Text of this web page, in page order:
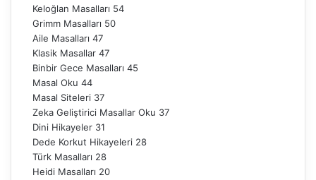
Keloğlan Masalları 54
Grimm Masalları 50
Aile Masalları 47
Klasik Masallar 47
Binbir Gece Masalları 45
Masal Oku 44
Masal Siteleri 37
Zeka Geliştirici Masallar Oku 37
Dini Hikayeler 31
Dede Korkut Hikayeleri 28
Türk Masalları 28
Heidi Masalları 20